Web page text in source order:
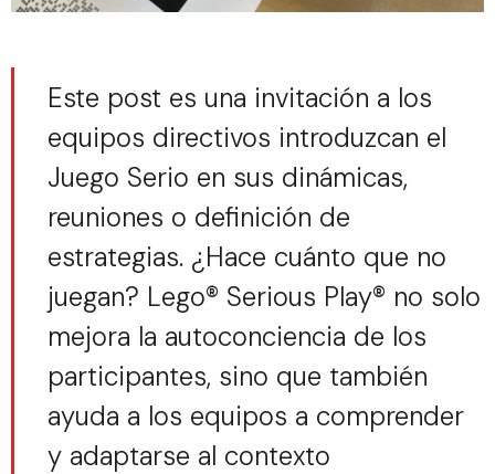
Este post es una invitación a los
equipos directivos introduzcan el
Juego Serio en sus dinámicas,
reuniones o definición de
estrategias. ¿Hace cuánto que no
juegan? Lego® Serious Play® no solo
mejora la autoconciencia de los
participantes, sino que también
ayuda a los equipos a comprender
y adaptarse al contexto